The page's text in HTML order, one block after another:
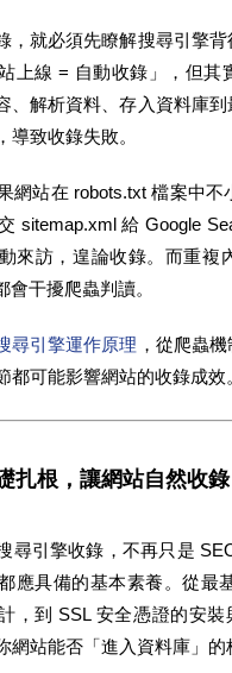
，就必須先瞭解搜尋引擎
上線 = 自動收錄」，但其
、解析資料、存入資料庫
導致收錄失敗。
網站在 robots.txt 檔案中不
sitemap.xml 給 Google
來訪，遑論收錄。而重複
會干擾爬蟲判讀。
尋引擎運作原理 ，從爬蟲
都可能影響網站的收錄成效
扎根，讓網站自然收錄
尋引擎收錄，不再只是
應具備的基本素養。從最
，到 SSL 安全憑證的安裝
網站能否「進入資料庫」的